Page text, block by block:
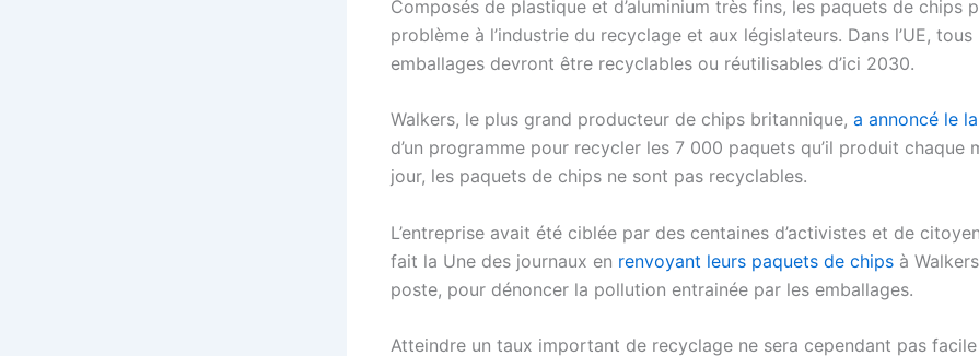
Composés de plastique et d’aluminium très fins, les paquets de chips
problème à l’industrie du recyclage et aux législateurs. Dans l’UE, tous
emballages devront être recyclables ou réutilisables d’ici 2030.
Walkers, le plus grand producteur de chips britannique, a annoncé le
d’un programme pour recycler les 7 000 paquets qu’il produit chaque
jour, les paquets de chips ne sont pas recyclables.
L’entreprise avait été ciblée par des centaines d’activistes et de
fait la Une des journaux en renvoyant leurs paquets de chips à
poste, pour dénoncer la pollution entrainée par les emballages.
Atteindre un taux important de recyclage ne sera cependant pas